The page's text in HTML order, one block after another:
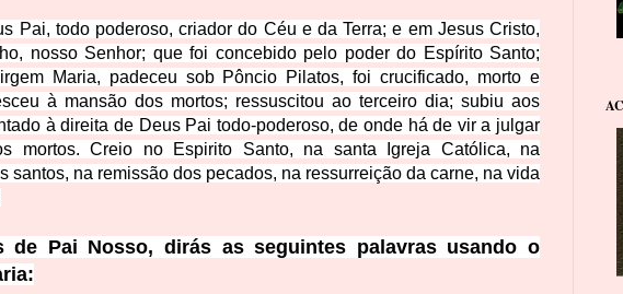
Pai, todo poderoso, criador do Céu e da Terra; e em Jesus Cristo,
nosso Senhor; que foi concebido pelo poder do Espírito Santo;
Maria, padeceu sob Pôncio Pilatos, foi crucificado, morto e
à mansão dos mortos; ressuscitou ao terceiro dia; subiu aos
à direita de Deus Pai todo-poderoso, de onde há de vir a julgar
mortos. Creio no Espirito Santo, na santa Igreja Católica, na
santos, na remissão dos pecados, na ressurreição da carne, na vida
de Pai Nosso, dirás as seguintes palavras usando o